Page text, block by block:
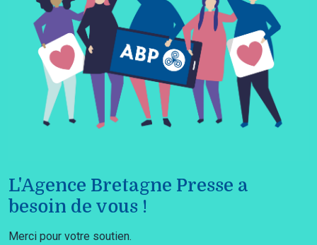
L'Agence Bretagne Presse a
besoin de vous !
Merci pour votre soutien.